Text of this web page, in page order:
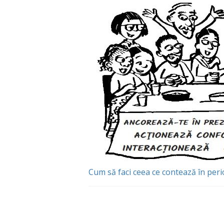
Cum să faci ceea ce contează în